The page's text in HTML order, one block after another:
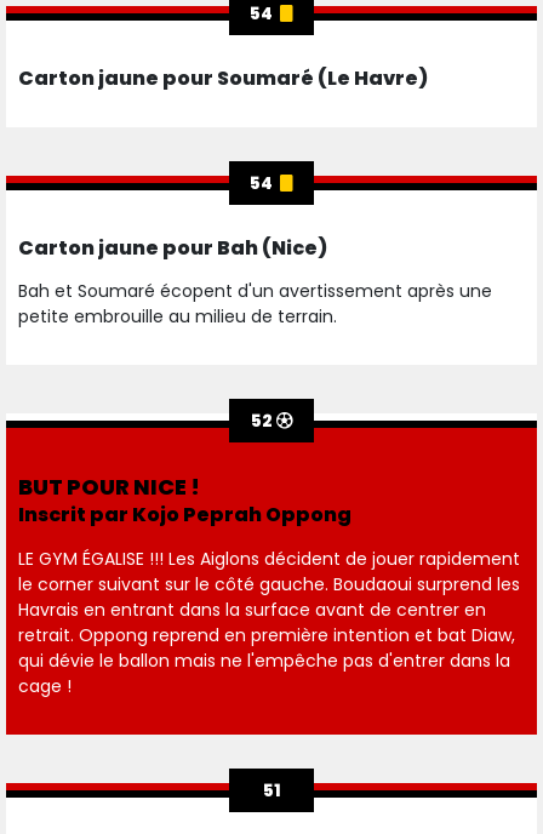
54
Carton jaune pour Soumaré (Le Havre)
54
Carton jaune pour Bah (Nice)
Bah et Soumaré écopent d'un avertissement après une
petite embrouille au milieu de terrain.
52
BUT POUR NICE !
Inscrit par Kojo Peprah Oppong
LE GYM ÉGALISE !!! Les Aiglons décident de jouer rapidement
le corner suivant sur le côté gauche. Boudaoui surprend les
Havrais en entrant dans la surface avant de centrer en
retrait. Oppong reprend en première intention et bat Diaw,
qui dévie le ballon mais ne l'empêche pas d'entrer dans la
cage !
51